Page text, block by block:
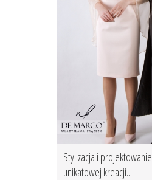
Stylizacja i projektowanie
unikatowej kreacji...